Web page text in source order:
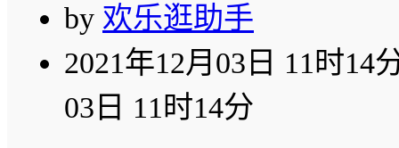
by 欢乐逛助手
2021年12月03日 11时14
03日 11时14分